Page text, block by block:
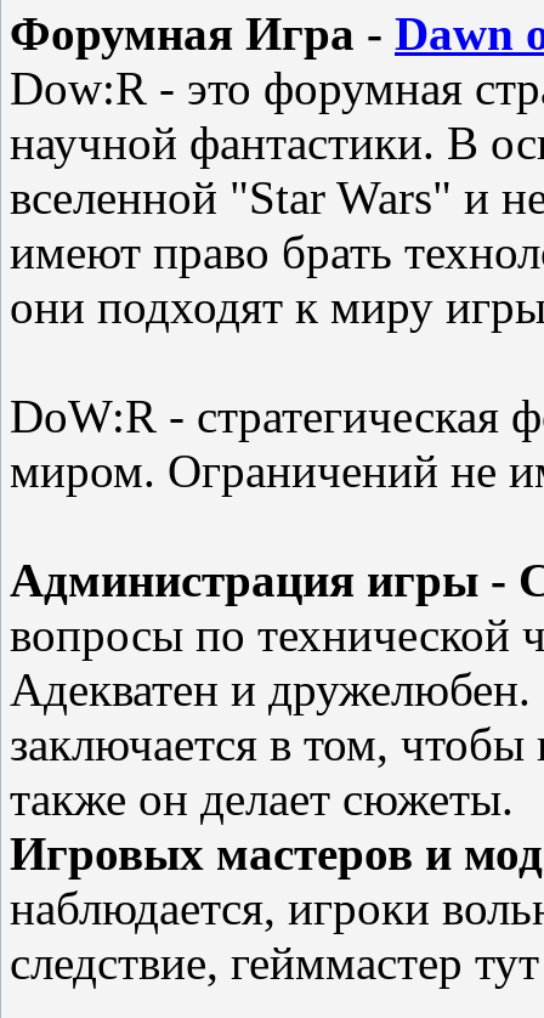
Форумная Игра - Dawn
Dow:R - это форумная
научной фантастики. В
вселенной "Star Wars" и
имеют право брать
они подходят к миру
DoW:R - стратегическая
миром. Ограничений не
Администрация игры -
вопросы по технической
Адекватен и дружелюбен.
заключается в том, чтобы
также он делает сюжеты.
Игровых мастеров и
наблюдается, игроки
следствие, гейммастер